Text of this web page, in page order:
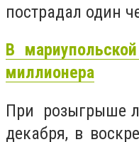
пострадал один
В
миллионера
При розыгрыше
декабря, в